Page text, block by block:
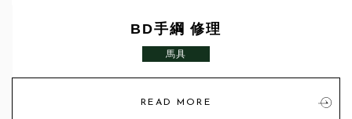
BD手綱 修理
馬具
READ MORE